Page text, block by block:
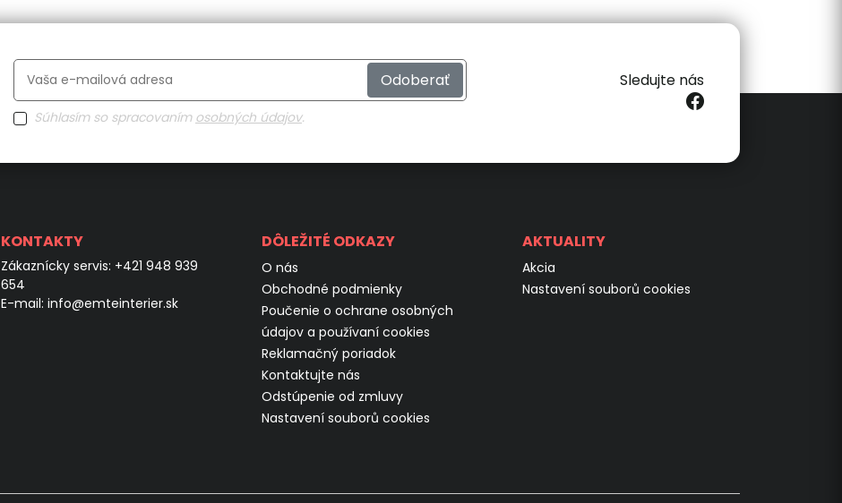
Odoberať
Súhlasím so spracovaním osobných údajov.
Sledujte nás
KONTAKTY
Zákaznícky servis: +421 948 939
654
E-mail: info@emteinterier.sk
DÔLEŽITÉ ODKAZY
O nás
Obchodné podmienky
Poučenie o ochrane osobných
údajov a používaní cookies
Reklamačný poriadok
Kontaktujte nás
Odstúpenie od zmluvy
Nastavení souborů cookies
AKTUALITY
Akcia
Nastavení souborů cookies